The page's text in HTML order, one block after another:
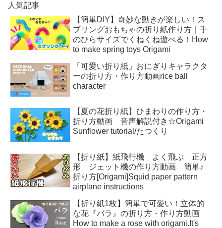
人気記事
【簡単DIY】奇妙な動きが楽しい！ス
プリングおもちゃの折り紙作り方｜手
のひらサイズでくねくね遊べる！How
to make spring toys Origami
「可愛い折り紙」おにぎりキャラクタ
ーの折り方・作り方動画rice ball
character
【夏の花折り紙】ひまわりの作り方・
折り方動画 音声解説付き☆Origami
Sunflower tutorial/たつくり
【折り紙】紙飛行機 よく飛ぶ 正方
形 ジェット機の作り方動画 簡単♪
折り方[Origami]Squid paper pattern
airplane instructions
【折り紙1枚】簡単で可愛い！立体的
な花『バラ』の折り方・作り方動画
How to make a rose with origami.It's